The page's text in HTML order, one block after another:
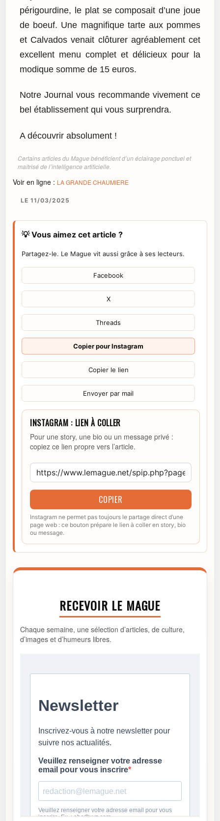
périgourdine, le plat se composait d’une joue
de boeuf. Une magnifique tarte aux pommes
et Calvados venait clôturer agréablement cet
excellent menu complet et délicieux pour la
modique somme de 15 euros.
Notre Journal vous recommande vivement ce
bel établissement qui vous surprendra.
A découvrir absolument !
Certains articles du Mague bénéficient d’un éclairage ponctuel et
maîtrisé de l’intelligence artificielle.
Voir en ligne : LA GRANDE CHAUMIERE
LE 11/03/2025
💡 Vous aimez cet article ?
Partagez-le. Le Mague vit aussi grâce à ses lecteurs.
Facebook
X
Threads
Copier pour Instagram
Copier le lien
Envoyer par mail
INSTAGRAM : LIEN À COLLER
Pour une story, une bio ou un message privé :
copiez ce lien propre vers l’article.
COPIER
Instagram ne permet pas toujours le partage direct d’une
page web : ce bouton prépare le lien à coller en story, bio
ou message.
RECEVOIR LE MAGUE
Chaque semaine, une sélection d’articles, de culture,
d’images et d’humeurs libres.